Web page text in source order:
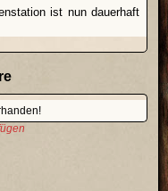
ist nun dauerhaft